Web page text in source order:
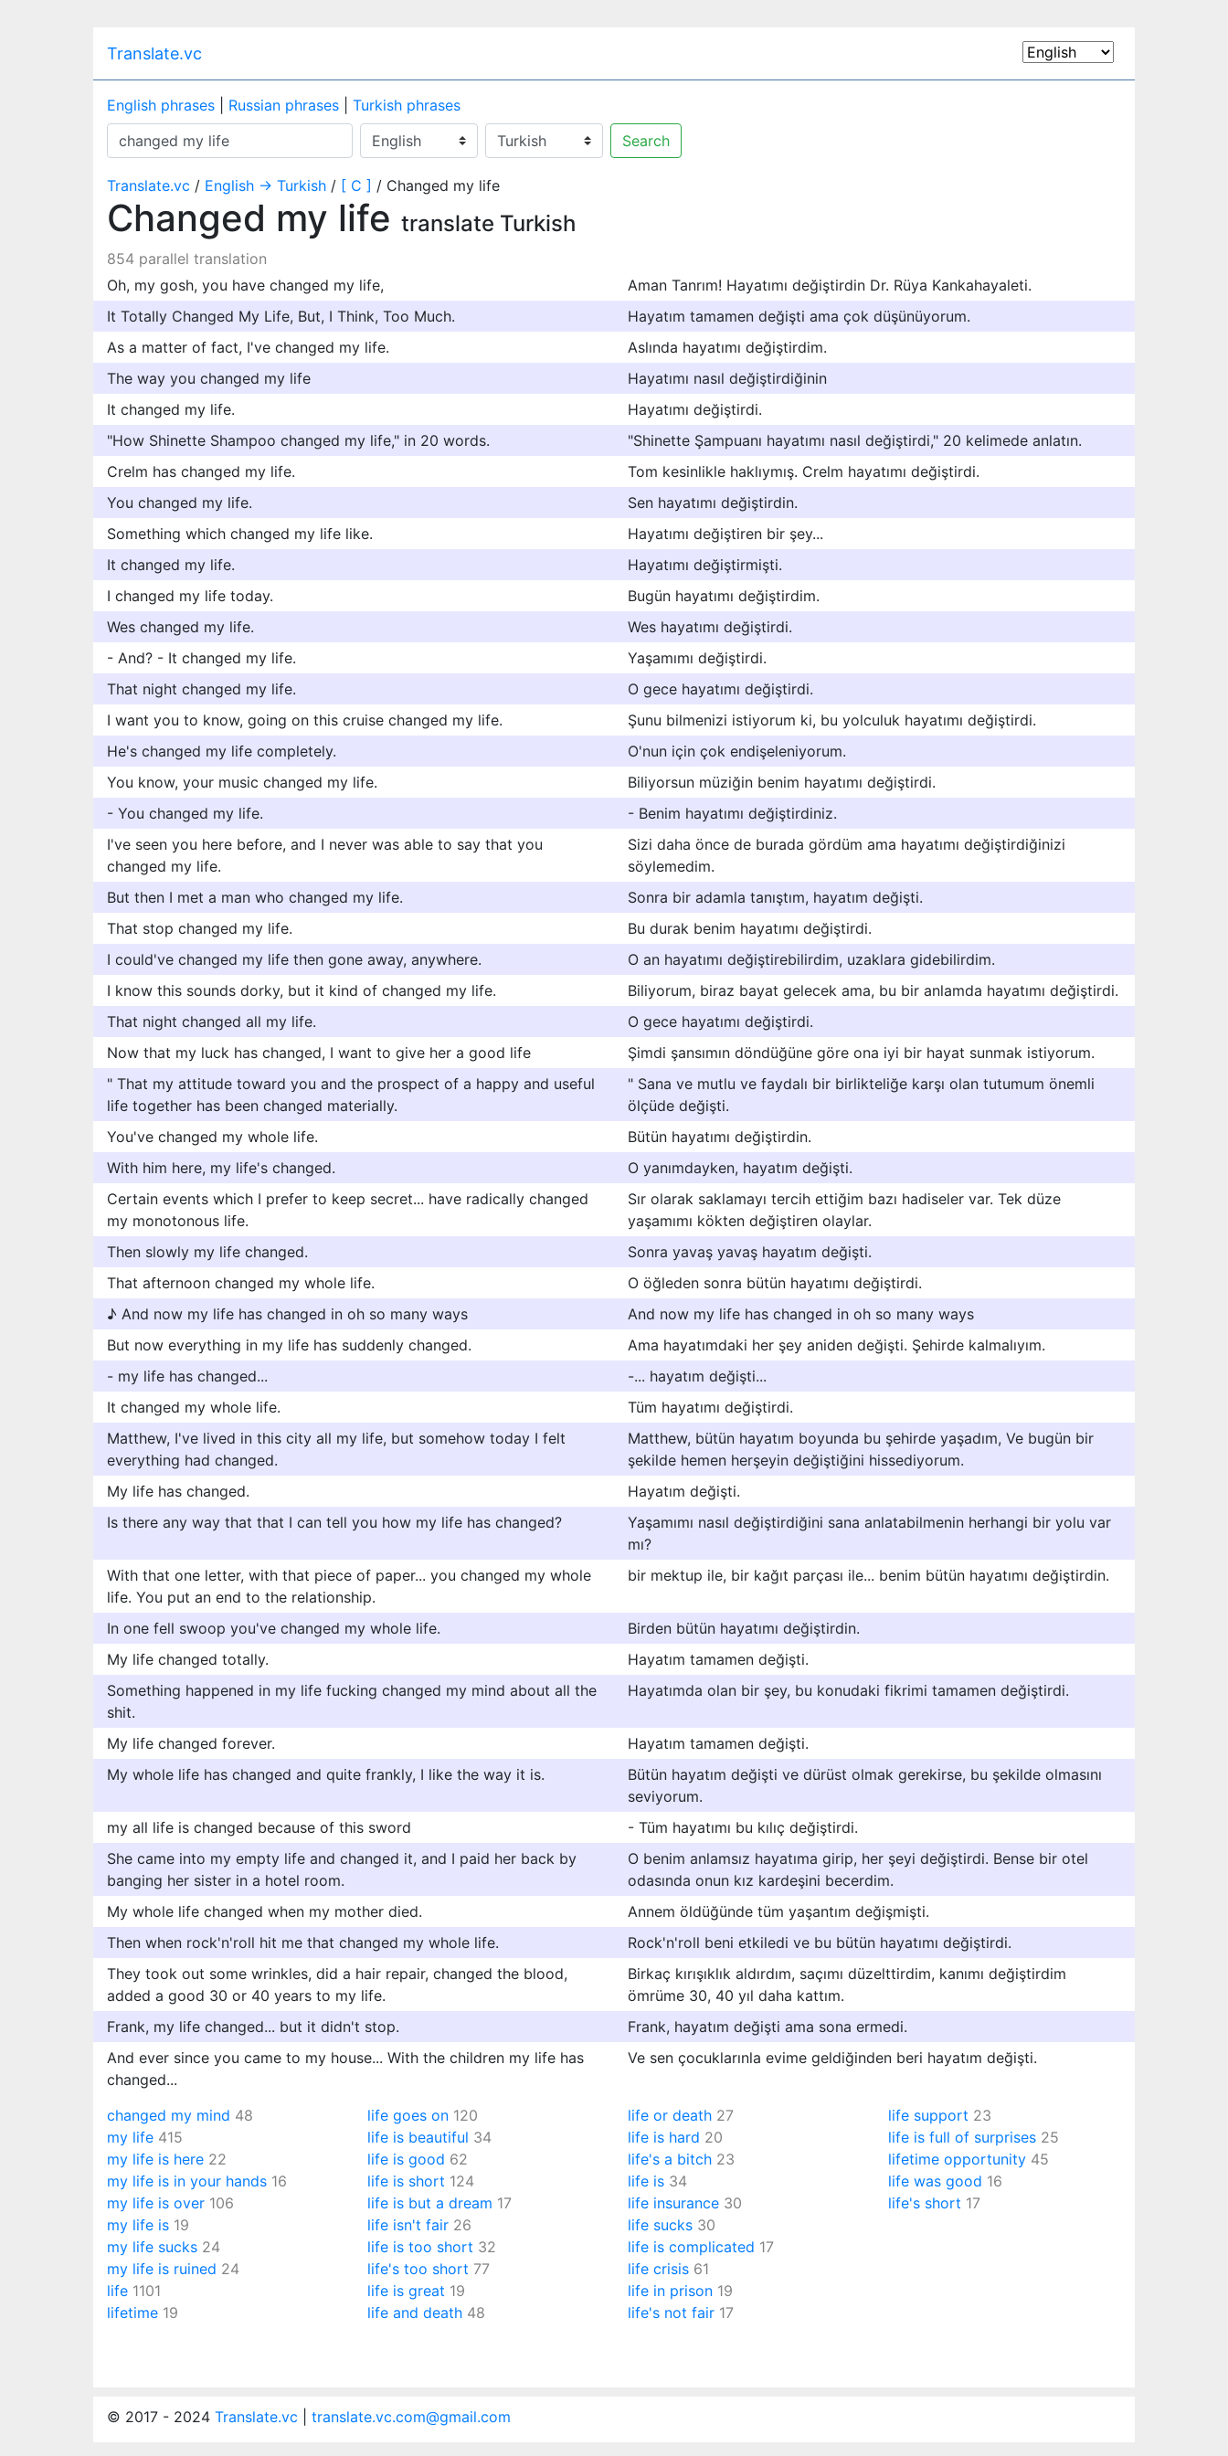
Translate.vc
English phrases Russian phrases
Turkish phrases
Search
Translate.vc / English → Turkish / [ C ] / Changed my life
Changed my life translate Turkish
854 parallel translation
Oh, my gosh, you have changed my life,
Aman Tanrım! Hayatımı değiştirdin Dr. Rüya Kankahayaleti.
It Totally Changed My Life, But, I Think, Too Much.
Hayatım tamamen değişti ama çok düşünüyorum.
As a matter of fact, I've changed my life.
Aslında hayatımı değiştirdim.
The way you changed my life
Hayatımı nasıl değiştirdiğinin
It changed my life.
Hayatımı değiştirdi.
"How Shinette Shampoo changed my life," in 20 words.
"Shinette Şampuanı hayatımı nasıl değiştirdi," 20 kelimede anlatın.
Crelm has changed my life.
Tom kesinlikle haklıymış. Crelm hayatımı değiştirdi.
You changed my life.
Sen hayatımı değiştirdin.
Something which changed my life like.
Hayatımı değiştiren bir şey...
It changed my life.
Hayatımı değiştirmişti.
I changed my life today.
Bugün hayatımı değiştirdim.
Wes changed my life.
Wes hayatımı değiştirdi.
- And? - It changed my life.
Yaşamımı değiştirdi.
That night changed my life.
O gece hayatımı değiştirdi.
I want you to know, going on this cruise changed my life.
Şunu bilmenizi istiyorum ki, bu yolculuk hayatımı değiştirdi.
He's changed my life completely.
O'nun için çok endişeleniyorum.
You know, your music changed my life.
Biliyorsun müziğin benim hayatımı değiştirdi.
- You changed my life.
- Benim hayatımı değiştirdiniz.
I've seen you here before, and I never was able to say that you
changed my life.
Sizi daha önce de burada gördüm ama hayatımı değiştirdiğinizi
söylemedim.
But then I met a man who changed my life.
Sonra bir adamla tanıştım, hayatım değişti.
That stop changed my life.
Bu durak benim hayatımı değiştirdi.
I could've changed my life then gone away, anywhere.
O an hayatımı değiştirebilirdim, uzaklara gidebilirdim.
I know this sounds dorky, but it kind of changed my life.
Biliyorum, biraz bayat gelecek ama, bu bir anlamda hayatımı değiştirdi.
That night changed all my life.
O gece hayatımı değiştirdi.
Now that my luck has changed, I want to give her a good life
Şimdi şansımın döndüğüne göre ona iyi bir hayat sunmak istiyorum.
" That my attitude toward you and the prospect of a happy and useful
life together has been changed materially.
" Sana ve mutlu ve faydalı bir birlikteliğe karşı olan tutumum önemli
ölçüde değişti.
You've changed my whole life.
Bütün hayatımı değiştirdin.
With him here, my life's changed.
O yanımdayken, hayatım değişti.
Certain events which I prefer to keep secret... have radically changed
my monotonous life.
Sır olarak saklamayı tercih ettiğim bazı hadiseler var. Tek düze
yaşamımı kökten değiştiren olaylar.
Then slowly my life changed.
Sonra yavaş yavaş hayatım değişti.
That afternoon changed my whole life.
O öğleden sonra bütün hayatımı değiştirdi.
♪ And now my life has changed in oh so many ways
And now my life has changed in oh so many ways
But now everything in my life has suddenly changed.
Ama hayatımdaki her şey aniden değişti. Şehirde kalmalıyım.
- my life has changed...
-... hayatım değişti...
It changed my whole life.
Tüm hayatımı değiştirdi.
Matthew, I've lived in this city all my life, but somehow today I felt
everything had changed.
Matthew, bütün hayatım boyunda bu şehirde yaşadım, Ve bugün bir
şekilde hemen herşeyin değiştiğini hissediyorum.
My life has changed.
Hayatım değişti.
Is there any way that that I can tell you how my life has changed?
Yaşamımı nasıl değiştirdiğini sana anlatabilmenin herhangi bir yolu var
mı?
With that one letter, with that piece of paper... you changed my whole
life. You put an end to the relationship.
bir mektup ile, bir kağıt parçası ile... benim bütün hayatımı değiştirdin.
In one fell swoop you've changed my whole life.
Birden bütün hayatımı değiştirdin.
My life changed totally.
Hayatım tamamen değişti.
Something happened in my life fucking changed my mind about all the
shit.
Hayatımda olan bir şey, bu konudaki fikrimi tamamen değiştirdi.
My life changed forever.
Hayatım tamamen değişti.
My whole life has changed and quite frankly, I like the way it is.
Bütün hayatım değişti ve dürüst olmak gerekirse, bu şekilde olmasını
seviyorum.
my all life is changed because of this sword
- Tüm hayatımı bu kılıç değiştirdi.
She came into my empty life and changed it, and I paid her back by
banging her sister in a hotel room.
O benim anlamsız hayatıma girip, her şeyi değiştirdi. Bense bir otel
odasında onun kız kardeşini becerdim.
My whole life changed when my mother died.
Annem öldüğünde tüm yaşantım değişmişti.
Then when rock'n'roll hit me that changed my whole life.
Rock'n'roll beni etkiledi ve bu bütün hayatımı değiştirdi.
They took out some wrinkles, did a hair repair, changed the blood,
added a good 30 or 40 years to my life.
Birkaç kırışıklık aldırdım, saçımı düzelttirdim, kanımı değiştirdim
ömrüme 30, 40 yıl daha kattım.
Frank, my life changed... but it didn't stop.
Frank, hayatım değişti ama sona ermedi.
And ever since you came to my house... With the children my life has
changed...
Ve sen çocuklarınla evime geldiğinden beri hayatım değişti.
changed my mind 48
my life 415
my life is here 22
my life is in your hands 16
my life is over 106
my life is 19
my life sucks 24
my life is ruined 24
life 1101
lifetime 19
life goes on 120
life is beautiful 34
life is good 62
life is short 124
life is but a dream 17
life isn't fair 26
life is too short 32
life's too short 77
life is great 19
life and death 48
life or death 27
life is hard 20
life's a bitch 23
life is 34
life insurance 30
life sucks 30
life is complicated 17
life crisis 61
life in prison 19
life's not fair 17
life support 23
life is full of surprises 25
lifetime opportunity 45
life was good 16
life's short 17
© 2017 - 2024 Translate.vc translate.vc.com@gmail.com